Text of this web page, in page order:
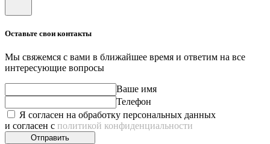
Оставьте свои контакты
Мы свяжемся с вами в ближайшее время и ответим на все
интересующие вопросы
Ваше имя
Телефон
Я согласен на обработку персональных данных
и согласен с политикой конфиденциальности
Отправить